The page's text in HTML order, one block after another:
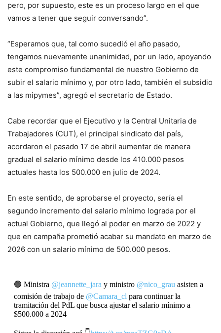
pero, por supuesto, este es un proceso largo en el que
vamos a tener que seguir conversando”.
“Esperamos que, tal como sucedió el año pasado,
tengamos nuevamente unanimidad, por un lado, apoyando
este compromiso fundamental de nuestro Gobierno de
subir el salario mínimo y, por otro lado, también el subsidio
a las mipymes”, agregó el secretario de Estado.
Cabe recordar que el Ejecutivo y la Central Unitaria de
Trabajadores (CUT), el principal sindicato del país,
acordaron el pasado 17 de abril aumentar de manera
gradual el salario mínimo desde los 410.000 pesos
actuales hasta los 500.000 en julio de 2024.
En este sentido, de aprobarse el proyecto, sería el
segundo incremento del salario mínimo lograda por el
actual Gobierno, que llegó al poder en marzo de 2022 y
que en campaña prometió acabar su mandato en marzo de
2026 con un salario mínimo de 500.000 pesos.
🟢 Ministra @jeannette_jara y ministro @nico_grau asisten a
comisión de trabajo de @Camara_cl para continuar la
tramitación del PdL que busca ajustar el salario mínimo a
$500.000 a 2024